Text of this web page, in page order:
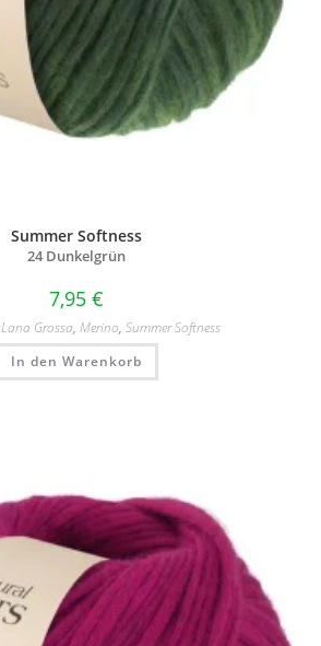
Summer Softness
24 Dunkelgrün
7,95 €
Lana Grossa, Merino, Summer Softness
In den Warenkorb